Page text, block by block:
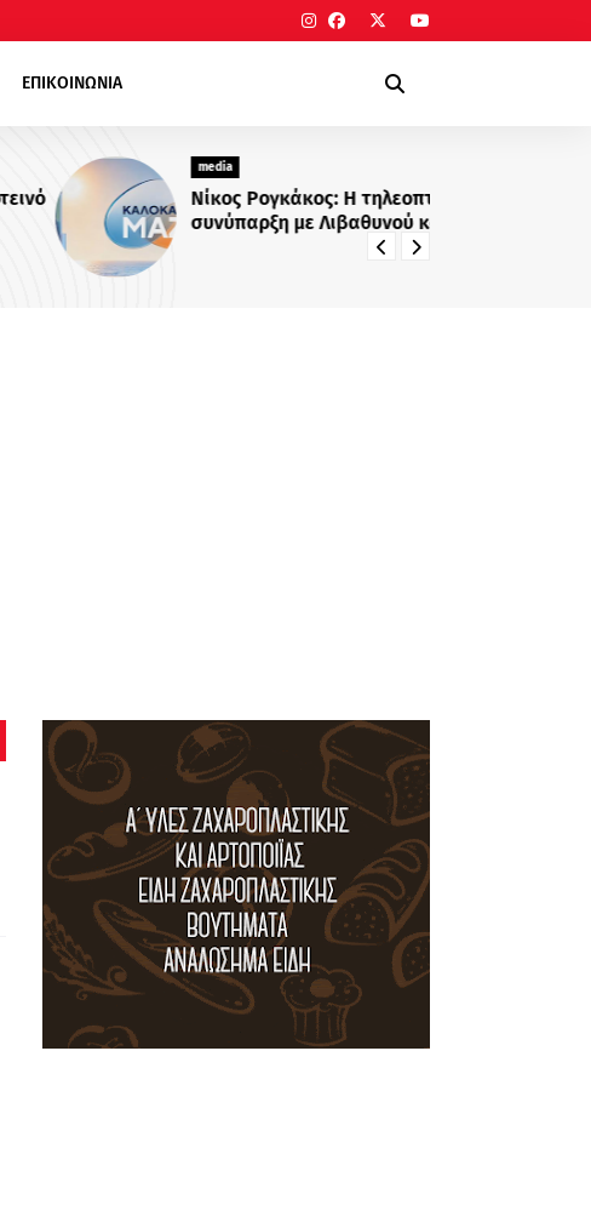
ΕΠΙΚΟΙΝΩΝΙΑ
media
Νίκος Ρογκάκος: Η τηλεοπτική
συνύπαρξη με Λιβαθυνού και
Σίσκο και τα μαθήματα της
διαδρομής του